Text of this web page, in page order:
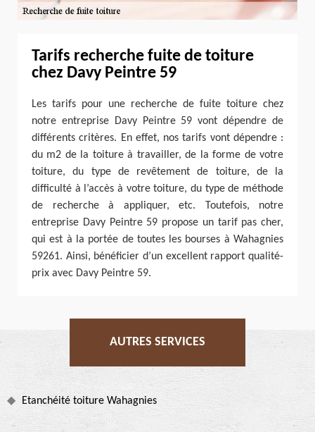
Tarifs recherche fuite de toiture
chez Davy Peintre 59
Les tarifs pour une recherche de fuite toiture chez
notre entreprise Davy Peintre 59 vont dépendre de
différents critères. En effet, nos tarifs vont dépendre :
du m2 de la toiture à travailler, de la forme de votre
toiture, du type de revêtement de toiture, de la
difficulté à l’accès à votre toiture, du type de méthode
de recherche à appliquer, etc. Toutefois, notre
entreprise Davy Peintre 59 propose un tarif pas cher,
qui est à la portée de toutes les bourses à Wahagnies
59261. Ainsi, bénéficier d’un excellent rapport qualité-
prix avec Davy Peintre 59.
AUTRES SERVICES
Etanchéité toiture Wahagnies